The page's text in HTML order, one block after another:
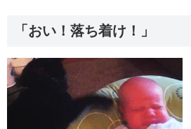
「おい！落ち着け！」